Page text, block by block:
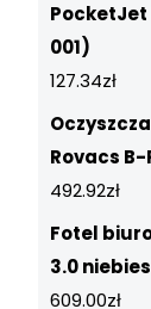
PocketJet
001)
127.34zł
Rovacs B-
492.92zł
Fotel
3.0
609.00zł